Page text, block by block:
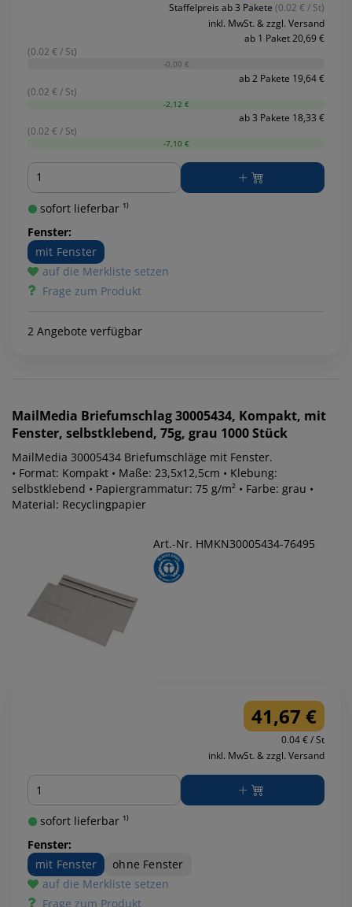
Staffelpreis ab 3 Pakete (0.02 € / St)
inkl. MwSt. & zzgl. Versand
ab 1 Paket 20,69 €
(0.02 € / St)
-0,00 €
ab 2 Pakete 19,64 €
(0.02 € / St)
-2,12 €
ab 3 Pakete 18,33 €
(0.02 € / St)
-7,10 €
Menge
sofort lieferbar ¹⁾
Fenster:
mit Fenster
auf die Merkliste setzen
Frage zum Produkt
2 Angebote verfügbar
MailMedia Briefumschlag 30005434, Kompakt, mit
Fenster, selbstklebend, 75g, grau 1000 Stück
MailMedia 30005434 Briefumschläge mit Fenster.
• Format: Kompakt • Maße: 23,5x12,5cm • Klebung:
selbstklebend • Papiergrammatur: 75 g/m² • Farbe: grau •
Material: Recyclingpapier
Art.-Nr. HMKN30005434-76495
41,67 €
0.04 € / St
inkl. MwSt. & zzgl. Versand
Menge
sofort lieferbar ¹⁾
Fenster:
mit Fenster
ohne Fenster
auf die Merkliste setzen
Frage zum Produkt